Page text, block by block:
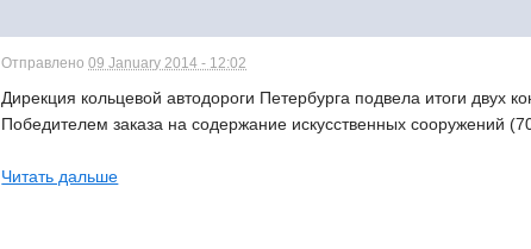
Отправлено09 January 2014 - 12:02
Дирекция кольцевой автодороги Петербурга подвела итоги двух
Победителем заказа на содержание искусственных сооружений
Читать дальше